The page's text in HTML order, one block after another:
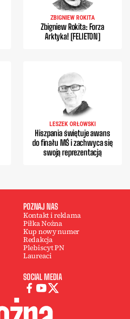
ZBIGNIEW ROKITA
Zbigniew Rokita: Forza
Arktyka! [FELIETON]
LESZEK ORŁOWSKI
Hiszpania świętuje awans
do finału MŚ i zachwyca się
swoją reprezentacją
POZNAJ NAS
Kontakt i reklama
Piłka Nożna
Kup nowy numer
Redakcja
Plebiscyt PN
Laureaci
SOCIAL MEDIA